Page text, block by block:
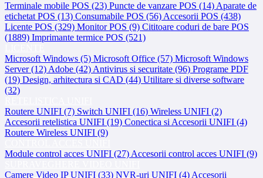
Terminale mobile POS (23) Puncte de vanzare POS (14) Aparate de
etichetat POS (13) Consumabile POS (56) Accesorii POS (438)
Licente POS (329) Monitor POS (9) Cititoare coduri de bare POS
(1889) Imprimante termice POS (521)
Microsoft Windows (5) Microsoft Office (57) Microsoft Windows
Server (12) Adobe (42) Antivirus si securitate (96) Programe PDF
(19) Design, arhitectura si CAD (44) Utilitare si diverse software
(32)
Routere UNIFI (7) Switch UNIFI (16) Wireless UNIFI (2)
Accesorii retelistica UNIFI (19) Conectica si Accesorii UNIFI (4)
Routere Wireless UNIFI (9)
Module control acces UNIFI (27) Accesorii control acces UNIFI (9)
Camere Video IP UNIFI (33) NVR-uri UNIFI (4) Accesorii